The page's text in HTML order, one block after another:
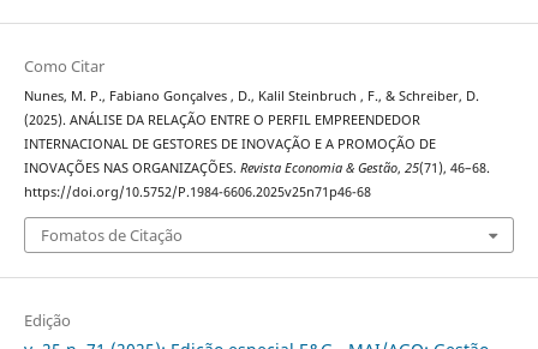
Como Citar
Nunes, M. P., Fabiano Gonçalves , D., Kalil Steinbruch , F., & Schreiber, D.
(2025). ANÁLISE DA RELAÇÃO ENTRE O PERFIL EMPREENDEDOR
INTERNACIONAL DE GESTORES DE INOVAÇÃO E A PROMOÇÃO DE
INOVAÇÕES NAS ORGANIZAÇÕES. Revista Economia & Gestão, 25(71), 46–68.
https://doi.org/10.5752/P.1984-6606.2025v25n71p46-68
Fomatos de Citação
Edição